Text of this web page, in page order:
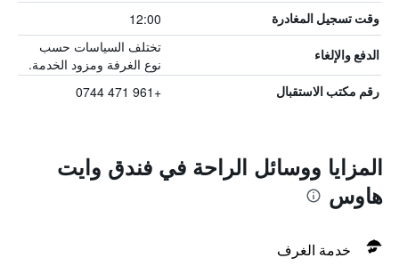
وقت تسجيل المغادرة 12:00
الدفع والإلغاء
تختلف السياسات حسب
نوع الغرفة ومزود الخدمة.
رقم مكتب الاستقبال +961 471 0744
المزايا ووسائل الراحة في فندق وايت
هاوس
خدمة الغرف